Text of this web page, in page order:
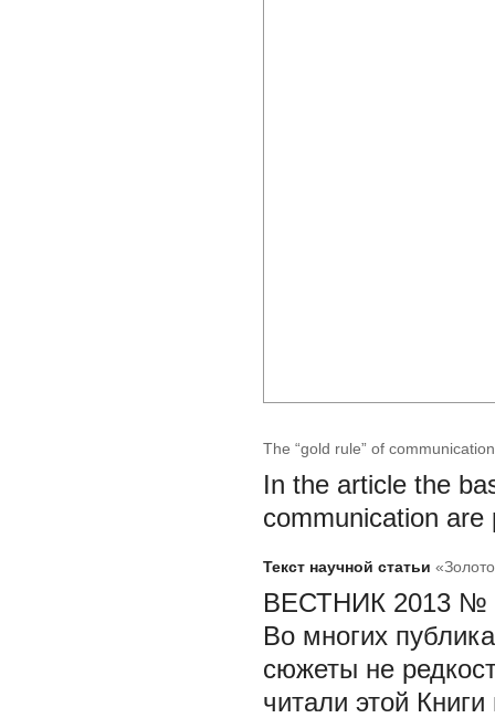
The “gold rule” of communication
In the article the
communication are
Текст научной статьи
ВЕСТНИК 2013 №
Во многих
сюжеты не
читали этой